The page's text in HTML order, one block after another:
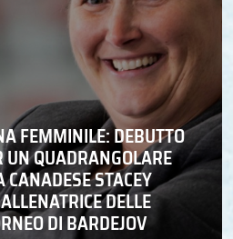
FEMMINILE: DEBUTTO
UN QUADRANGOLARE
STACEY
DELLE
DI BARDEJOV